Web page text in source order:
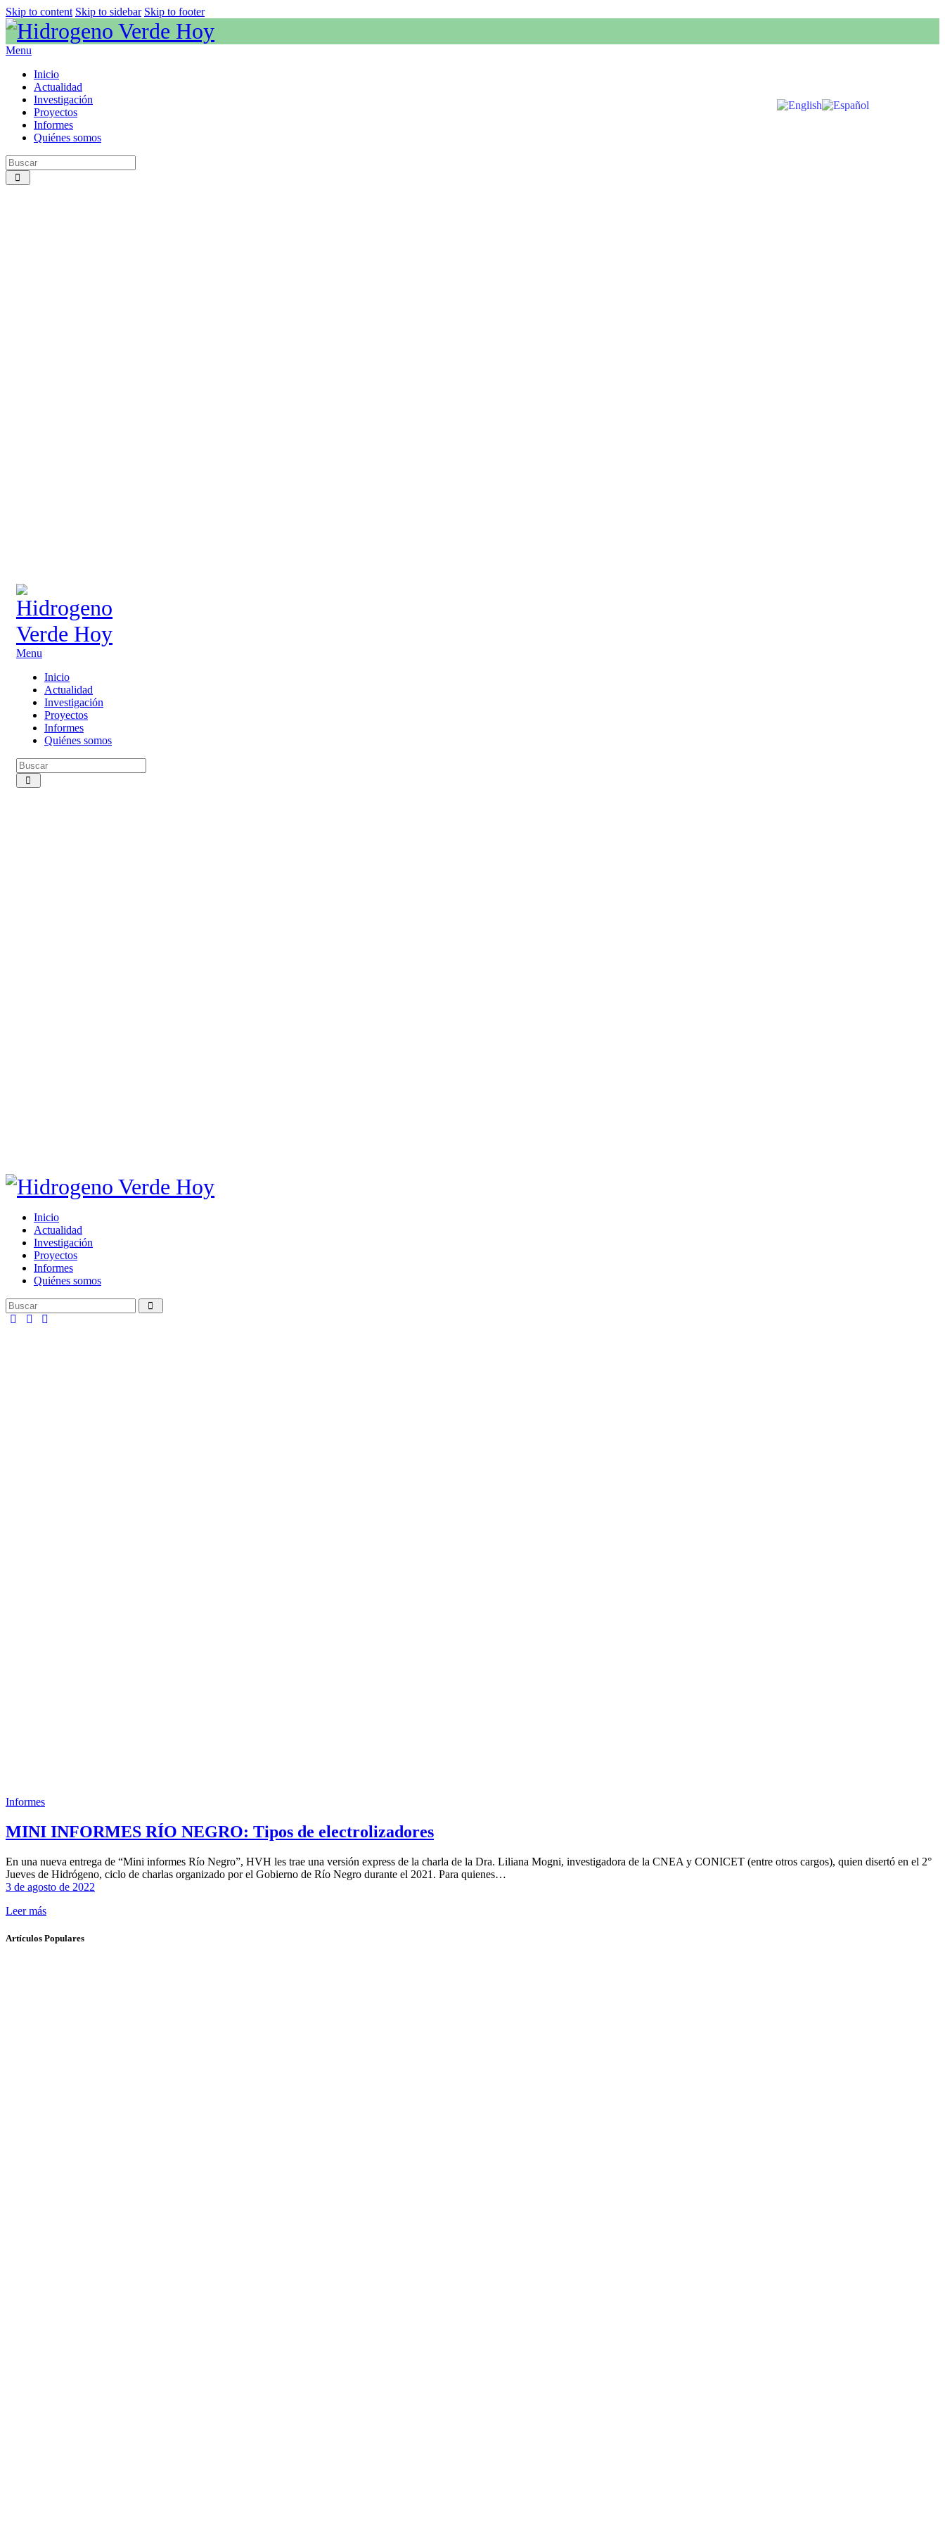
Skip to content Skip to sidebar Skip to footer
Menu
Inicio
Actualidad
Investigación
Proyectos
Informes
Quiénes somos
Menu
Inicio
Actualidad
Investigación
Proyectos
Informes
Quiénes somos
Inicio
Actualidad
Investigación
Proyectos
Informes
Quiénes somos
Informes
MINI INFORMES RÍO NEGRO: Tipos de electrolizadores
En una nueva entrega de “Mini informes Río Negro”, HVH les trae una versión express de la charla de la Dra. Liliana Mogni, investigadora de la CNEA y CONICET (entre otros cargos), quien disertó en el 2°
Jueves de Hidrógeno, ciclo de charlas organizado por el Gobierno de Río Negro durante el 2021. Para quienes…
3 de agosto de 2022
Leer más
Artículos Populares